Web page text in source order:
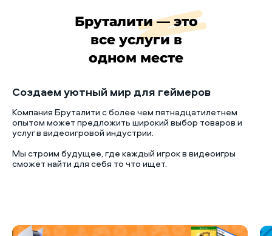
Бруталити — это
все услуги в
одном месте
Создаем уютный мир для геймеров
Компания Бруталити с более чем пятнадцатилетнем
опытом может предложить широкий выбор товаров и
услуг в видеоигровой индустрии.
Мы строим будущее, где каждый игрок в видеоигры
сможет найти для себя то что ищет.